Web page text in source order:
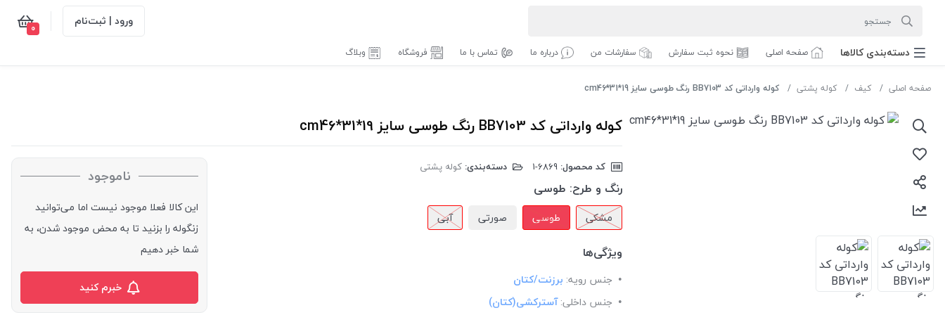
ورود | ثبت‌نام 0
دسته‌بندی‌ کالاها صفحه اصلی نحوه ثبت سفارش سفارشات من درباره ما تماس با ما فروشگاه وبلاگ
صفحه اصلی کیف کوله پشتی کوله وارداتی کد BB7103 رنگ طوسی سایز cm46*31*19
کوله وارداتی کد BB7103 رنگ طوسی سایز cm46*31*19
کد محصول: دسته‌بندی: کوله پشتی
رنگ و طرح: طوسی
مشکی طوسی صورتی آبی
ویژگی‌ها
جنس رویه: برزنت/کتان
جنس داخلی:آسترکشی(کتان)
ناموجود
این کالا فعلا موجود نیست اما می‌توانید
زنگوله را بزنید تا به محض موجود شدن، به
شما خبر دهیم
خبرم کنید